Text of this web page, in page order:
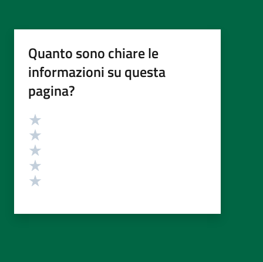
Quanto sono chiare le
informazioni su questa
pagina?
Valutazione